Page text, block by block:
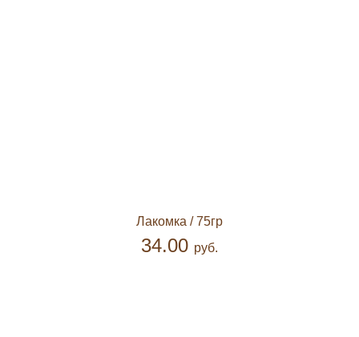
Лакомка / 75гр
34.00 руб.